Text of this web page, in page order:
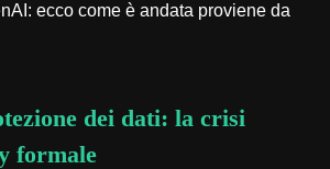
ecco come è andata proviene da
dei dati: la crisi
formale